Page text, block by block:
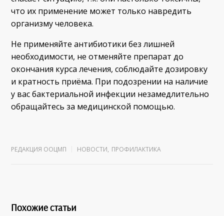
что их применение может только навредить
организму человека.
Не применяйте антибиотики без лишней
необходимости, не отменяйте препарат до
окончания курса лечения, соблюдайте дозировку
и кратность приёма. При подозрении на наличие
у вас бактериальной инфекции незамедлительно
обращайтесь за медицинской помощью.
РЕДАКЦИЯ ООЦМП НОВОСТИ, ПРОФИЛАКТИКА
Похожие статьи